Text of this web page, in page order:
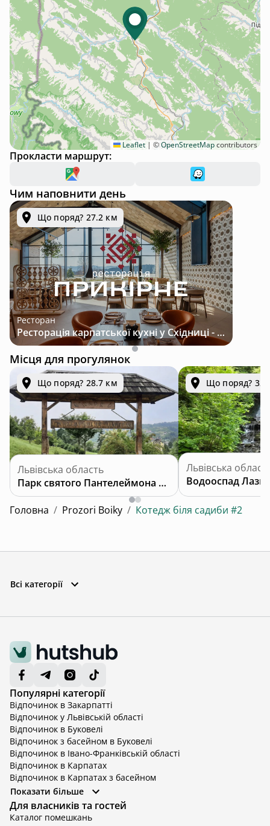
Leaflet | ©OpenStreetMapcontributors
Прокласти маршрут:
Чим наповнити день
Що поряд? 27.2 км
Ресторан
Ресторація карпатської кухні у Східниці - місце з характером і традиціями
Місця для прогулянок
Що поряд? 28.7 км
Львівська область
Парк святого Пантелеймона Цілителя
Що поряд?
Львівська
Водооспад
Головна / Prozori Boiky / Котедж біля садиби #2
Всі категорії
Популярні категорії
Відпочинок в Закарпатті
Відпочинок у Львівській області
Відпочинок в Буковелі
Відпочинок з басейном в Буковелі
Відпочинок в Івано-Франківській області
Відпочинок в Карпатах
Відпочинок в Карпатах з басейном
Відпочинок в Київській області
Відпочинок в Київській області з басейном
Відпочинок в Тернопільській області
Показати більше
Для власників та гостей
Каталог помешкань